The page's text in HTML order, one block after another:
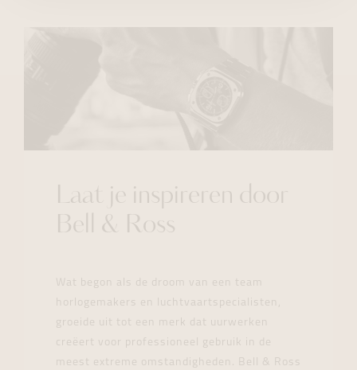
Laat je inspireren door
Bell & Ross
Wat begon als de droom van een team
horlogemakers en luchtvaartspecialisten,
groeide uit tot een merk dat uurwerken
creëert voor professioneel gebruik in de
meest extreme omstandigheden. Bell & Ross